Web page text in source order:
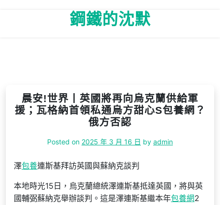
鋼鐵的沈默
晨安!世界丨英國將再向烏克蘭供給軍
援；瓦格納首領私通烏方甜心S包養網？
俄方否認
Posted on 2025 年 3 月 16 日 by admin
澤包養連斯基拜訪英國與蘇納克談判
本地時光15日，烏克蘭總統澤連斯基抵達英國，將與英
國輔弼蘇納克舉辦談判。這是澤連斯基繼本年包養網2